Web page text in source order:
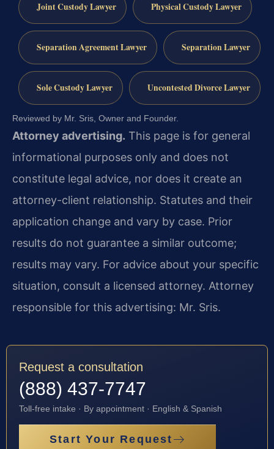
Joint Custody Lawyer Physical Custody Lawyer
Separation Agreement Lawyer Separation Lawyer
Sole Custody Lawyer Uncontested Divorce Lawyer
Reviewed by Mr. Sris, Owner and Founder.
Attorney advertising. This page is for general
informational purposes only and does not
constitute legal advice, nor does it create an
attorney-client relationship. Statutes and their
application change and vary by case. Prior
results do not guarantee a similar outcome;
results may vary. For advice about your specific
situation, consult a licensed attorney. Attorney
responsible for this advertising: Mr. Sris.
Request a consultation
(888) 437-7747
Toll-free intake · By appointment · English & Spanish
Start Your Request